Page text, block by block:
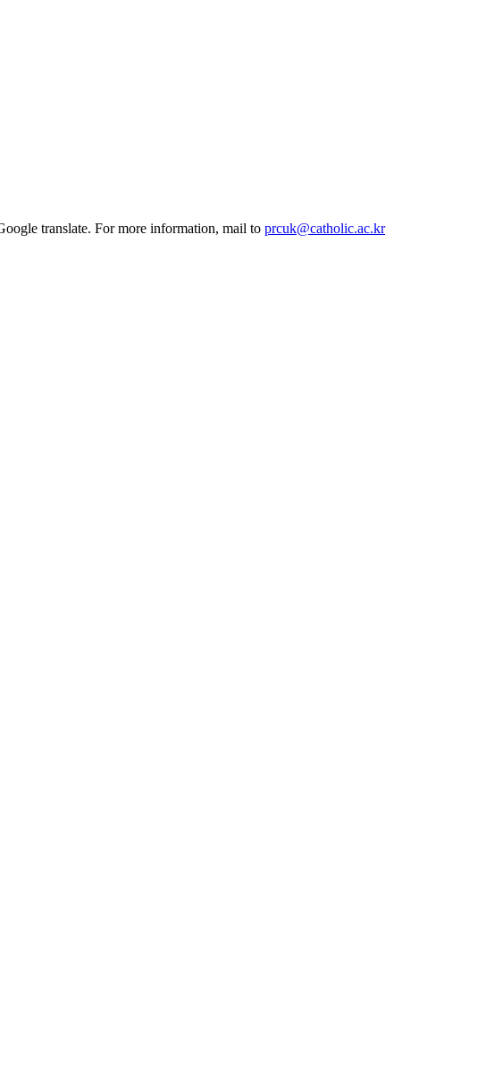
translate. For more information, mail to prcuk@catholic.ac.kr